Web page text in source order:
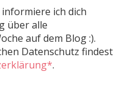
ich dich
über alle
auf dem Blog :).
Datenschutz findest
.